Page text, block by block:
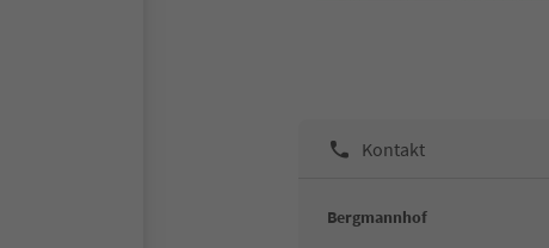
Kontakt
Bergmannhof